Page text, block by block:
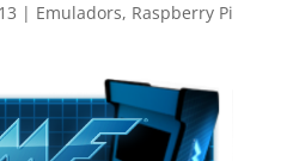
| Emuladors, Raspberry Pi